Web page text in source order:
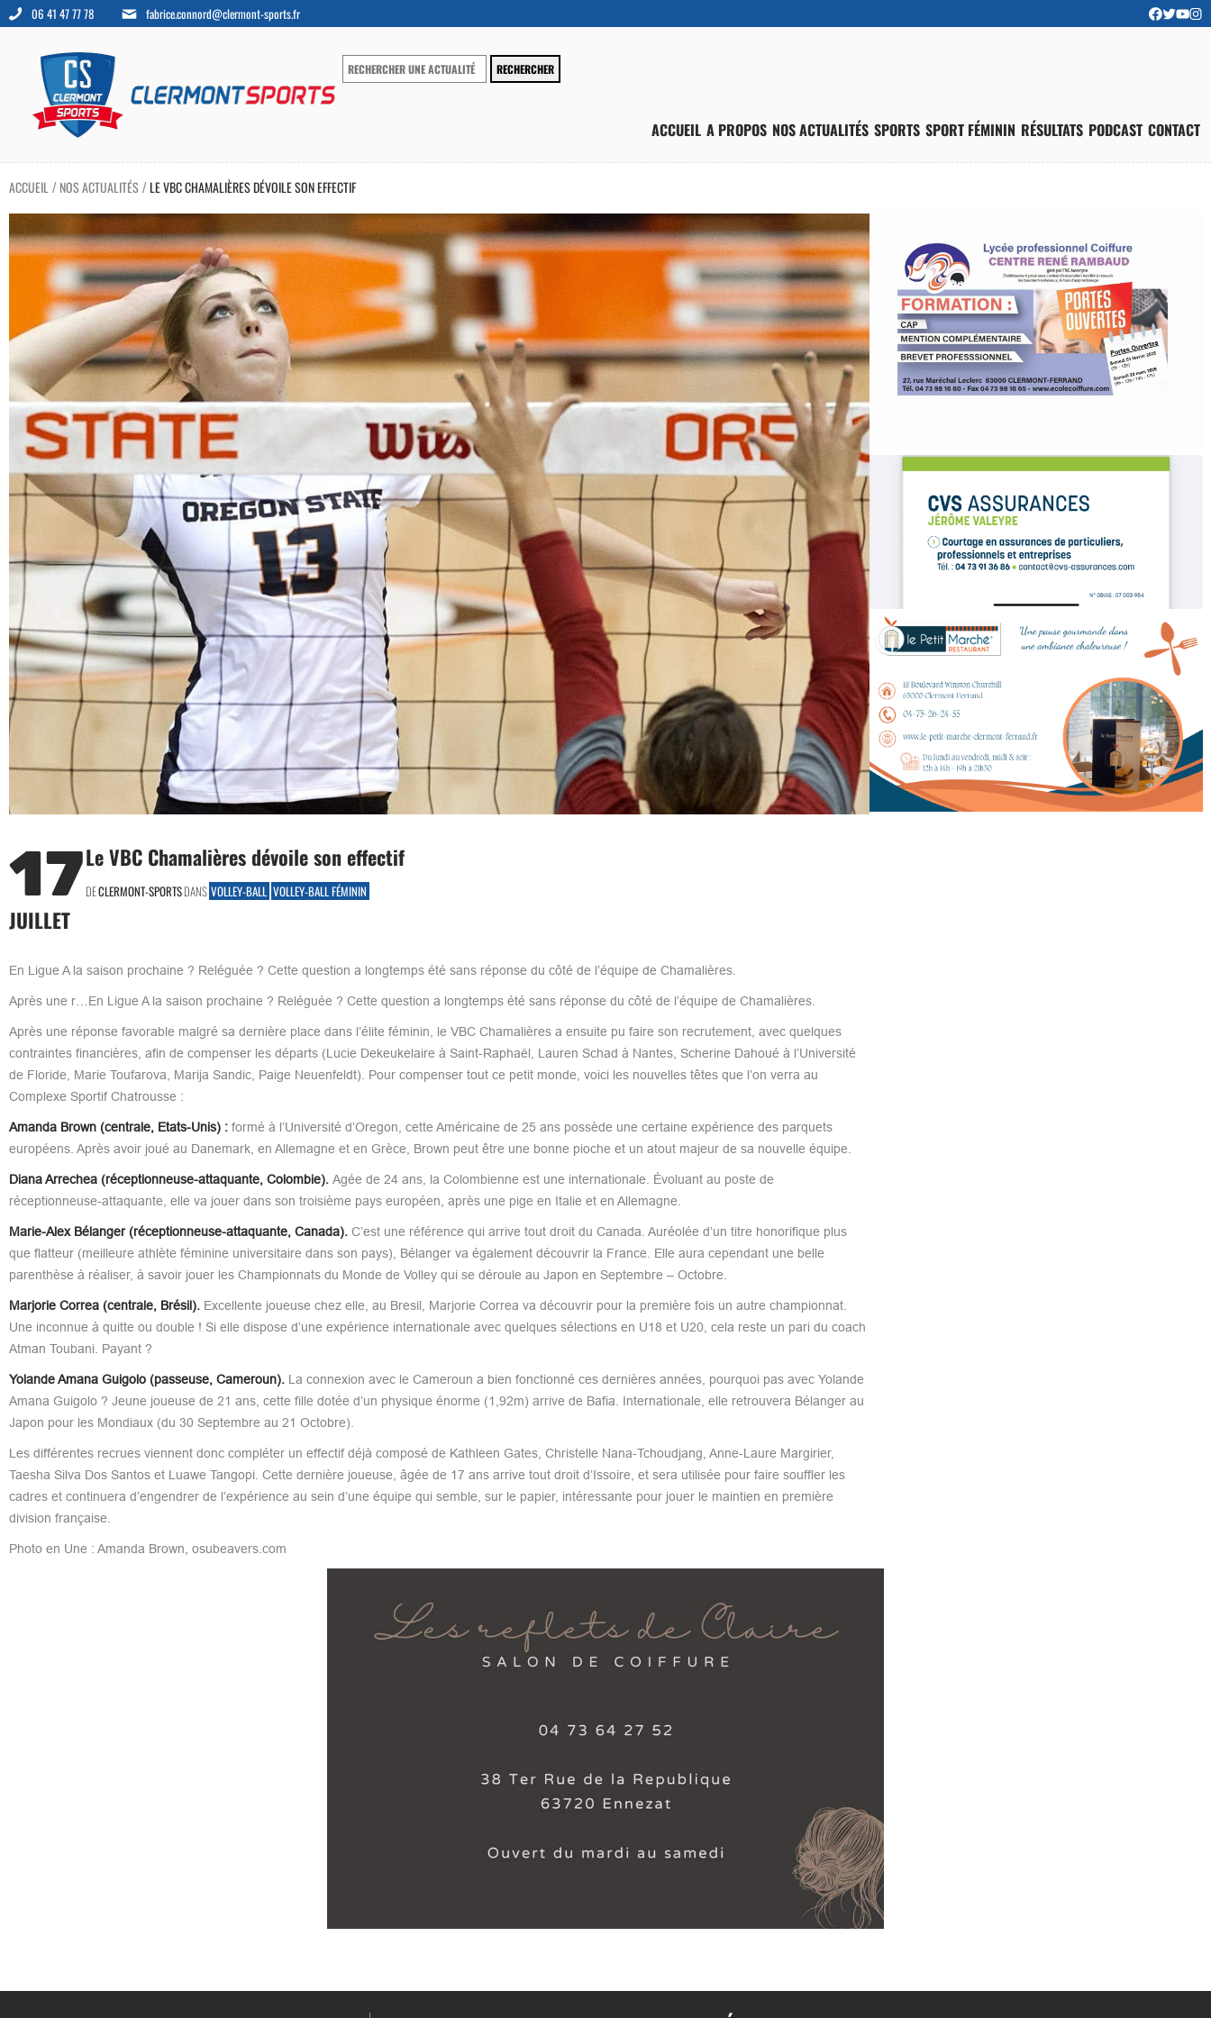
06 41 47 77 78 fabrice.connord@clermont-sports.fr
ACCUEIL A PROPOS NOS ACTUALITÉS SPORTS SPORT FÉMININ RÉSULTATS PODCAST CONTACT
ACCUEIL / NOS ACTUALITÉS/LE VBC CHAMALIÈRES DÉVOILE SON EFFECTIF
17
JUILLET
Le VBC Chamalières dévoile son effectif
DECLERMONT-SPORTSDANS VOLLEY-BALL VOLLEY-BALL FÉMININ
En Ligue A la saison prochaine ? Reléguée ? Cette question a longtemps été sans réponse du côté de l’équipe de Chamalières.
Après une r…En Ligue A la saison prochaine ? Reléguée ? Cette question a longtemps été sans réponse du côté de l’équipe de Chamalières.
Après une réponse favorable malgré sa dernière place dans l’élite féminin, le VBC Chamalières a ensuite pu faire son recrutement, avec quelques
contraintes financières, afin de compenser les départs (Lucie Dekeukelaire à Saint-Raphaël, Lauren Schad à Nantes, Scherine Dahoué à l’Université
de Floride, Marie Toufarova, Marija Sandic, Paige Neuenfeldt). Pour compenser tout ce petit monde, voici les nouvelles têtes que l’on verra au
Complexe Sportif Chatrousse :
Amanda Brown (centrale, Etats-Unis) :formé à l’Université d’Oregon, cette Américaine de 25 ans possède une certaine expérience des parquets
européens. Après avoir joué au Danemark, en Allemagne et en Grèce, Brown peut être une bonne pioche et un atout majeur de sa nouvelle équipe.
Diana Arrechea (réceptionneuse-attaquante, Colombie). Agée de 24 ans, la Colombienne est une internationale. Évoluant au poste de
réceptionneuse-attaquante, elle va jouer dans son troisième pays européen, après une pige en Italie et en Allemagne.
Marie-Alex Bélanger (réceptionneuse-attaquante, Canada).C’est une référence qui arrive tout droit du Canada. Auréolée d’un titre honorifique plus
que flatteur (meilleure athlète féminine universitaire dans son pays), Bélanger va également découvrir la France. Elle aura cependant une belle
parenthèse à réaliser, à savoir jouer les Championnats du Monde de Volley qui se déroule au Japon en Septembre – Octobre.
Marjorie Correa (centrale, Brésil).Excellente joueuse chez elle, au Bresil, Marjorie Correa va découvrir pour la première fois un autre championnat.
Une inconnue à quitte ou double ! Si elle dispose d’une expérience internationale avec quelques sélections en U18 et U20, cela reste un pari du coach
Atman Toubani. Payant ?
Yolande Amana Guigolo (passeuse, Cameroun).La connexion avec le Cameroun a bien fonctionné ces dernières années, pourquoi pas avec Yolande
Amana Guigolo ? Jeune joueuse de 21 ans, cette fille dotée d’un physique énorme (1,92m) arrive de Bafia. Internationale, elle retrouvera Bélanger au
Japon pour les Mondiaux (du 30 Septembre au 21 Octobre).
Les différentes recrues viennent donc compléter un effectif déjà composé de Kathleen Gates, Christelle Nana-Tchoudjang, Anne-Laure Margirier,
Taesha Silva Dos Santos et Luawe Tangopi. Cette dernière joueuse, âgée de 17 ans arrive tout droit d’Issoire, et sera utilisée pour faire souffler les
cadres et continuera d’engendrer de l’expérience au sein d’une équipe qui semble, sur le papier, intéressante pour jouer le maintien en première
division française.
Photo en Une : Amanda Brown, osubeavers.com